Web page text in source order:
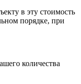
в эту стоимость
порядке, при
количества